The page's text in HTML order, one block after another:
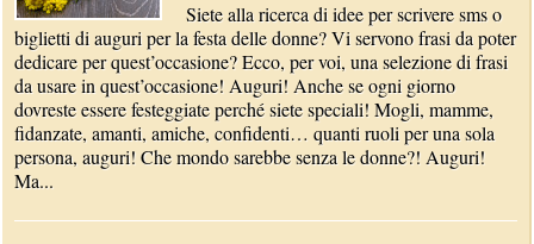
Siete alla ricerca di idee per scrivere sms o
biglietti di auguri per la festa delle donne? Vi servono frasi da poter
dedicare per quest’occasione? Ecco, per voi, una selezione di frasi
da usare in quest’occasione! Auguri! Anche se ogni giorno
dovreste essere festeggiate perché siete speciali! Mogli, mamme,
fidanzate, amanti, amiche, confidenti… quanti ruoli per una sola
persona, auguri! Che mondo sarebbe senza le donne?! Auguri!
Ma...